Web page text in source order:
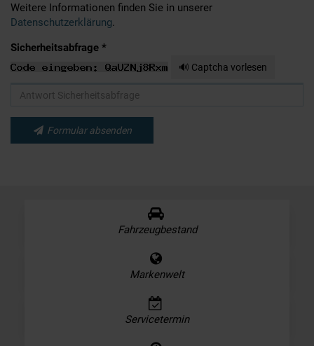
Weitere Informationen finden Sie in unserer
Datenschutzerklärung.
Sicherheitsabfrage *
🔊 Captcha vorlesen
Formular absenden
Fahrzeugbestand
Markenwelt
Servicetermin